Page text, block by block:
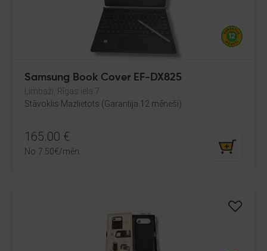
Samsung Book Cover EF-DX825
Limbaži, Rīgas iela 7
Stāvoklis Mazlietots (Garantija 12 mēneši)
165.00 €
No 7.50€/mēn.